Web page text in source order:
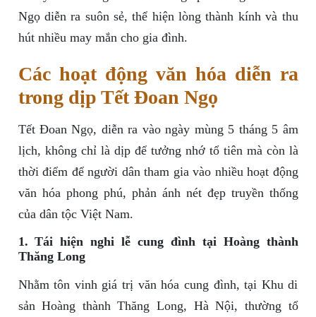
Ngọ diễn ra suôn sẻ, thể hiện lòng thành kính và thu
hút nhiều may mắn cho gia đình.
Các hoạt động văn hóa diễn ra
trong dịp Tết Đoan Ngọ
Tết Đoan Ngọ, diễn ra vào ngày mùng 5 tháng 5 âm
lịch, không chỉ là dịp để tưởng nhớ tổ tiên mà còn là
thời điểm để người dân tham gia vào nhiều hoạt động
văn hóa phong phú, phản ánh nét đẹp truyền thống
của dân tộc Việt Nam.
1. Tái hiện nghi lễ cung đình tại Hoàng thành
Thăng Long
Nhằm tôn vinh giá trị văn hóa cung đình, tại Khu di
sản Hoàng thành Thăng Long, Hà Nội, thường tổ